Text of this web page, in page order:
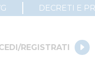
DECRETI E
REGISTRATI